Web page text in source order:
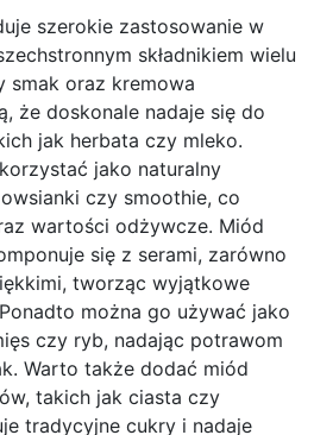
szerokie zastosowanie w
składnikiem wielu
smak oraz kremowa
że doskonale nadaje się do
jak herbata czy mleko.
jako naturalny
czy smoothie, co
wartości odżywcze. Miód
się z serami, zarówno
tworząc wyjątkowe
można go używać jako
czy ryb, nadając potrawom
Warto także dodać miód
takich jak ciasta czy
tradycyjne cukry i nadaje